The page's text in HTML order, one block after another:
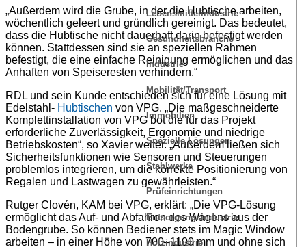
Lebensmittelindustrie
Gesundheitsbranche
Industrie
Mobilität/Transport
Immobilien
Spezielle Lösungen
Stahlwerke
Prüfeinrichtungen
Entsorgungsindustrie
Holzindustrie
„Außerdem wird die Grube, in der die Hubtische arbeiten,
wöchentlich geleert und gründlich gereinigt. Das bedeutet,
dass die Hubtische nicht dauerhaft darin befestigt werden
können. Stattdessen sind sie an speziellen Rahmen
befestigt, die eine einfache Reinigung ermöglichen und das
Anhaften von Speiseresten verhindern.“
RDL und sein Kunde entschieden sich für eine Lösung mit
Edelstahl- Hubtischen von VPG. „Die maßgeschneiderte
Komplettinstallation von VPG bot die für das Projekt
erforderliche Zuverlässigkeit, Ergonomie und niedrige
Betriebskosten“, so Xavier weiter. „Außerdem ließen sich
Sicherheitsfunktionen wie Sensoren und Steuerungen
problemlos integrieren, um die korrekte Positionierung von
Regalen und Lastwagen zu gewährleisten.“
Rutger Clovén, KAM bei VPG, erklärt: „Die VPG-Lösung
ermöglicht das Auf- und Abfahren des Wagens aus der
Bodengrube. So können Bediener stets im Magic Window
arbeiten – in einer Höhe von 700–1100 mm und ohne sich